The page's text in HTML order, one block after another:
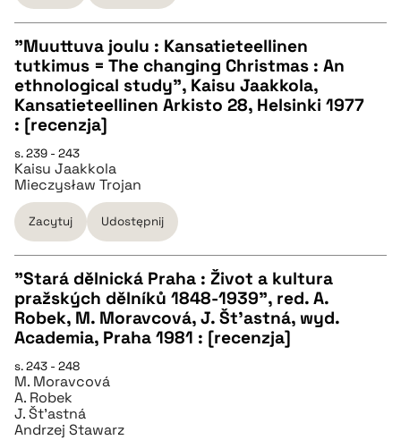
BIBTEX
pobierz cytat
CZYSTY TEKST
pobierz cytat
BIBTEX
pobierz cytat
"Muuttuva joulu : Kansatieteellinen
tutkimus = The changing Christmas : An
ethnological study", Kaisu Jaakkola,
Kansatieteellinen Arkisto 28, Helsinki 1977
: [recenzja]
s. 239 - 243
Kaisu Jaakkola
Mieczysław Trojan
Zacytuj Udostępnij
CZYSTY TEKST
pobierz cytat
BIBTEX
"Stará dělnická Praha : Život a kultura
pražských dělníků 1848-1939", red. A.
Robek, M. Moravcová, J. Št'astná, wyd.
Academia, Praha 1981 : [recenzja]
s. 243 - 248
M. Moravcová
A. Robek
J. Št'astná
Andrzej Stawarz